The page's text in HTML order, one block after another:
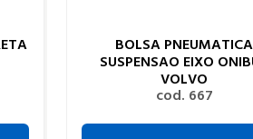
BOLSA PNEUMATICA
SUSPENSAO EIXO
VOLVO
cod. 667